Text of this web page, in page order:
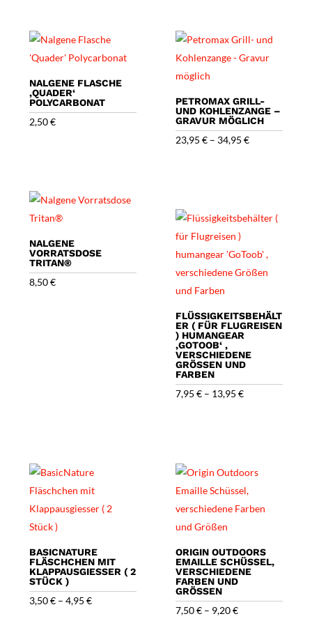
NALGENE FLASCHE
‚QUADER‘
POLYCARBONAT
2,50€
PETROMAX GRILL-
UND KOHLENZANGE –
GRAVUR MÖGLICH
23,95€ – 34,95€
NALGENE
VORRATSDOSE
TRITAN®
8,50€
FLÜSSIGKEITSBEHÄLT
ER ( FÜR FLUGREISEN
) HUMANGEAR
‚GOTOOB‘ ,
VERSCHIEDENE
GRÖSSEN UND F
ARBEN
7,95€ – 13,95€
BASICNATURE
FLÄSCHCHEN MIT
KLAPPAUSGIESSER ( 2
STÜCK )
3,50€ –4,95€
ORIGIN OUTDOORS
EMAILLE SCHÜSSEL,
VERSCHIEDENE
FARBEN UND
GRÖSSEN
7,50€ – 9,20€